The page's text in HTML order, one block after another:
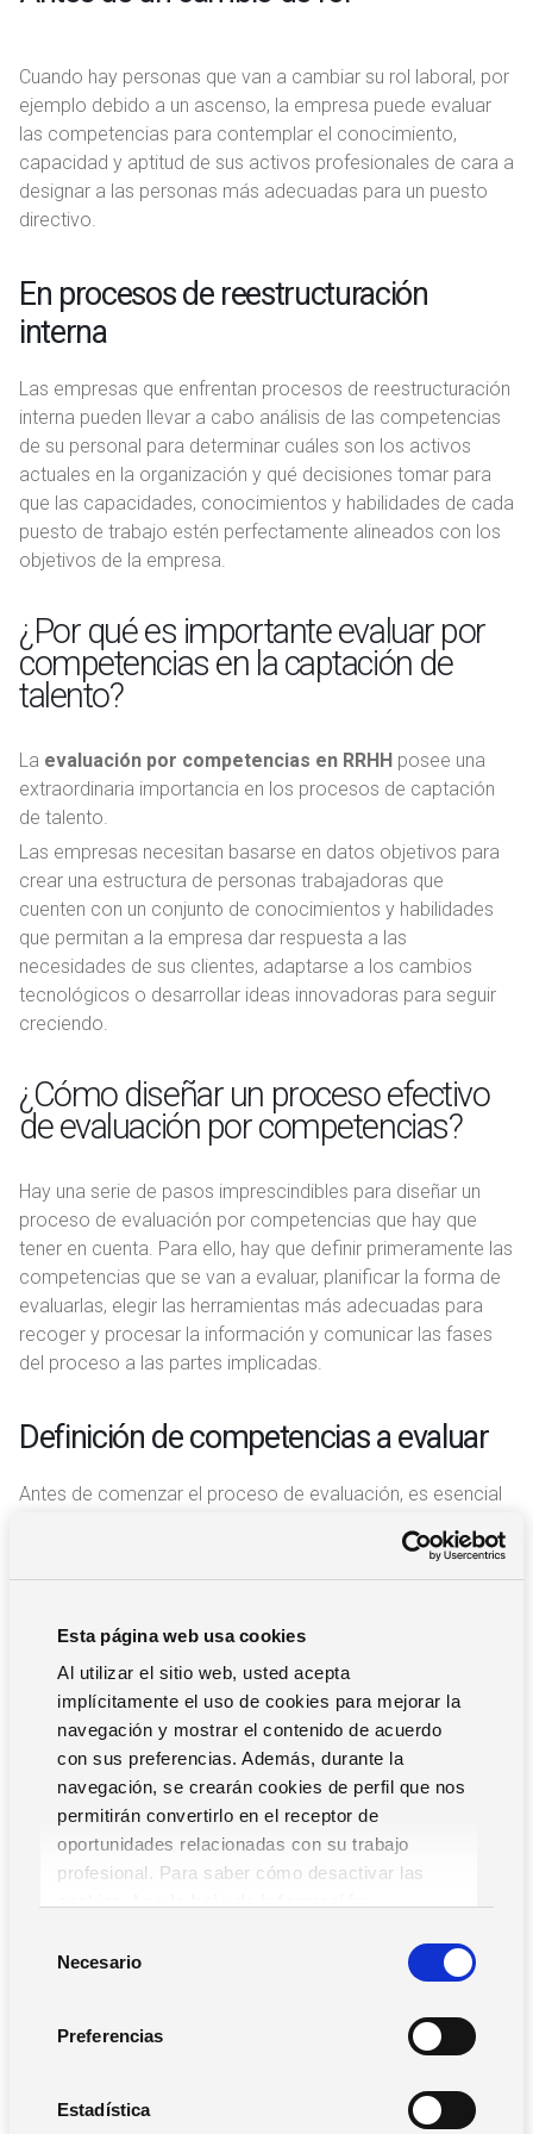
Esta página web usa cookies
Al utilizar el sitio web, usted acepta
implícitamente el uso de cookies para mejorar la
navegación y mostrar el contenido de acuerdo
con sus preferencias. Además, durante la
navegación, se crearán cookies de perfil que nos
permitirán convertirlo en el receptor de
oportunidades relacionadas con su trabajo
profesional. Para saber cómo desactivar las
Necesario
Preferencias
Estadística
Cuando hay personas que van a cambiar su rol laboral, por
ejemplo debido a un ascenso, la empresa puede evaluar
las competencias para contemplar el conocimiento,
capacidad y aptitud de sus activos profesionales de cara a
designar a las personas más adecuadas para un puesto
directivo.
En procesos de reestructuración
interna
Las empresas que enfrentan procesos de reestructuración
interna pueden llevar a cabo análisis de las competencias
de su personal para determinar cuáles son los activos
actuales en la organización y qué decisiones tomar para
que las capacidades, conocimientos y habilidades de cada
puesto de trabajo estén perfectamente alineados con los
objetivos de la empresa.
¿Por qué es importante evaluar por
competencias en la captación de
talento?
La evaluación por competencias en RRHH posee una
extraordinaria importancia en los procesos de captación
de talento.
Las empresas necesitan basarse en datos objetivos para
crear una estructura de personas trabajadoras que
cuenten con un conjunto de conocimientos y habilidades
que permitan a la empresa dar respuesta a las
necesidades de sus clientes, adaptarse a los cambios
tecnológicos o desarrollar ideas innovadoras para seguir
creciendo.
¿Cómo diseñar un proceso efectivo
de evaluación por competencias?
Hay una serie de pasos imprescindibles para diseñar un
proceso de evaluación por competencias que hay que
tener en cuenta. Para ello, hay que definir primeramente las
competencias que se van a evaluar, planificar la forma de
evaluarlas, elegir las herramientas más adecuadas para
recoger y procesar la información y comunicar las fases
del proceso a las partes implicadas.
Definición de competencias a evaluar
Antes de comenzar el proceso de evaluación, es esencial
Estas competencias deben estar adecuadamente
alineadas con los requisitos del puesto de trabajo y las
Planificación de la evaluación
La planificación de la evaluación es un aspecto
determinante para asegurar que el proceso se desarrolle
de forma organizada y eficiente. Durante esta fase, es
necesario definir los métodos y plazos, así como la forma
en la que se van a llevar a cabo las evaluaciones, de
manera que las personas que se encargan de la
evaluación puedan llevar a cabo el proceso de manera
Selección de herramientas adecuadas
obtener resultados fiables y durante el proceso de
impacto de la